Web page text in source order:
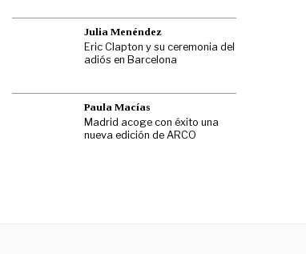
Julia Menéndez
Eric Clapton y su ceremonia del
adiós en Barcelona
Paula Macías
Madrid acoge con éxito una
nueva edición de ARCO